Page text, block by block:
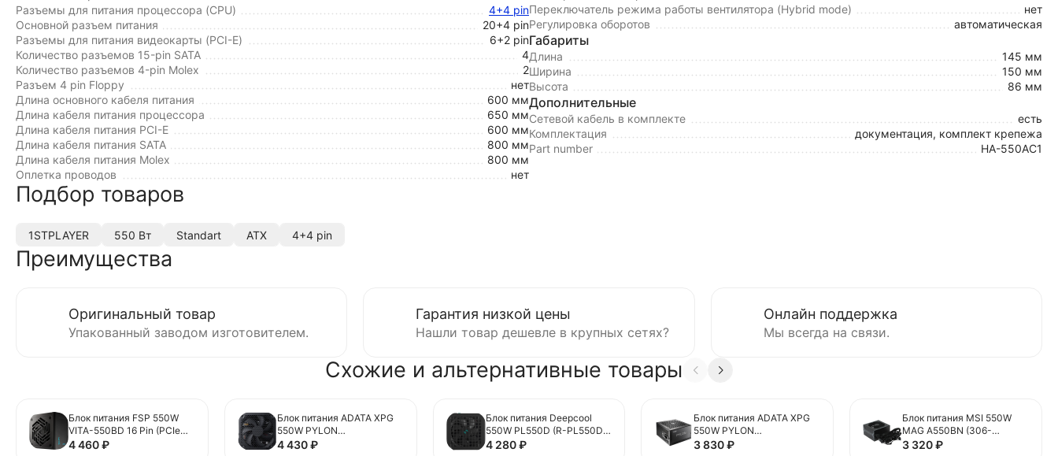
Разъемы для питания процессора (CPU)
4+4 pin
Основной разъем питания
20+4 pin
Разъемы для питания видеокарты (PCI-E)
6+2 pin
Количество разъемов 15-pin SATA
4
Количество разъемов 4-pin Molex
2
Разъем 4 pin Floppy
нет
Длина основного кабеля питания
600 мм
Длина кабеля питания процессора
650 мм
Длина кабеля питания PCI-E
600 мм
Длина кабеля питания SATA
800 мм
Длина кабеля питания Molex
800 мм
Оплетка проводов
нет
Переключатель режима работы вентилятора (Hybrid mode)
нет
Регулировка оборотов
автоматическая
Габариты
Длина
145 мм
Ширина
150 мм
Высота
86 мм
Дополнительные
Сетевой кабель в комплекте
есть
Комплектация
документация, комплект крепежа
Part number
HA-550AC1
Подбор товаров
1STPLAYER 550 Вт Standart ATX 4+4 pin
Преимущества
Оригинальный товар
Упакованный заводом изготовителем.
Гарантия низкой цены
Нашли товар дешевле в крупных сетях?
Онлайн поддержка
Мы всегда на связи.
Схожие и альтернативные товары
Блок питания FSP 550W
VITA-550BD 16 Pin (PCIe
5.0 Connector Cable
4 460₽
Блок питания ADATA XPG
550W PYLON
(PYLONII550B) 16 Pin (PCIe
4 430₽
Блок питания Deepcool
550W PL550D (R-PL550D-
FC0B-WDEU-V2) 16 Pin
4 280₽
Блок питания ADATA XPG
550W PYLON
(PYLON550B-BKCEU)
3 830₽
Блок питания MSI 550W
MAG A550BN (306-
7ZP2A11-CE0)
3 320₽